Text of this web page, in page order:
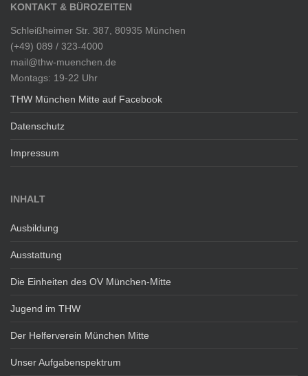
KONTAKT & BÜROZEITEN
Schleißheimer Str. 387, 80935 München
(+49) 089 / 323-4000
mail@thw-muenchen.de
Montags: 19-22 Uhr
THW München Mitte auf Facebook
Datenschutz
Impressum
INHALT
Ausbildung
Ausstattung
Die Einheiten des OV München-Mitte
Jugend im THW
Der Helferverein München Mitte
Unser Aufgabenspektrum